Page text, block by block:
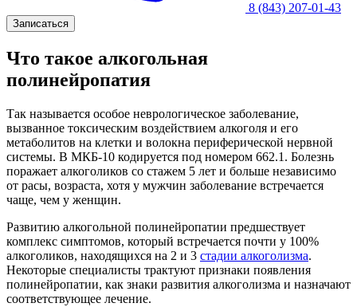
8 (843) 207-01-43
Записаться
Что такое алкогольная
полинейропатия
Так называется особое неврологическое заболевание,
вызванное токсическим воздействием алкоголя и его
метаболитов на клетки и волокна периферической нервной
системы. В МКБ-10 кодируется под номером 662.1. Болезнь
поражает алкоголиков со стажем 5 лет и больше независимо
от расы, возраста, хотя у мужчин заболевание встречается
чаще, чем у женщин.
Развитию алкогольной полинейропатии предшествует
комплекс симптомов, который встречается почти у 100%
алкоголиков, находящихся на 2 и 3 стадии алкоголизма.
Некоторые специалисты трактуют признаки появления
полинейропатии, как знаки развития алкоголизма и назначают
соответствующее лечение.